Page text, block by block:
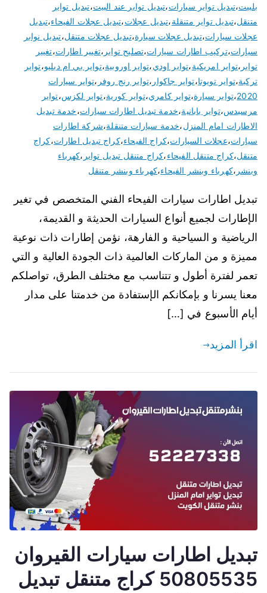
بلبيت،تبديل تواير سيارات،تبديل تواير عند البيت،تبديل تواير
متنقل،تبديل تواير متنقلة،تبديل عجلات،تبديل عجلات الفيحاء،تبديل
عجلات سيارات،تبديل عجلات سيارة،تبديل عجلات متنقل،تبديل نوابر
سيارات،تركيب اطارات سيارات،تصليح تواير ،تغيير اطارات،تغيير
تواير ،تواير امريكية،تواير اودي،تواير اوروبية،تواير بي ام دبليو،تواير
تركية،تواير تويوتا،تواير جاكوار ،تواير رنج روفر ،تواير سيارات
2020،تواير سيارة،تواير كامري،تواير كورية،تواير لكزس،تواير
مرسيدس،تواير يابانية،خدمة تبديل اطارات سيارات،خدمة تبديل
الاطارات امام المنزل،خدمة سيارات متنقلة،شركة اطارات
سيارات،عجلات السيارات،كراج الفيحاء،كراج تبديل اطارات،كراج
متنقل،كراج متنقل الفيحاء،كراج متنقل تبديل تواير ،كهرباء
وبنشر ،كهرباء وبنشر الفيحاء،كهرباء وبنشر متنقل
تبديل اطارات سيارات الفيحاء الفني المتخصص في تغير
الإطارات لجميع أنواع السيارات الحديثة و القديمة،
الرياضية و السياحية و الفارهة، نؤمن إطارات ذات نوعية
مميزة و من الماركات العالمية ذات الجودة العالية و التي
تعمر لفترة أطول و تتناسب مع مختلف الطرق، تواصلكم
معنا يسرنا و بإمكانكم الإستفادة من خدمتنا على مدار
أيام الأسبوع في […]
اقرأ المزيد
تبديل اطارات سيارات القيروان
50805535 كراج متنقل تبديل